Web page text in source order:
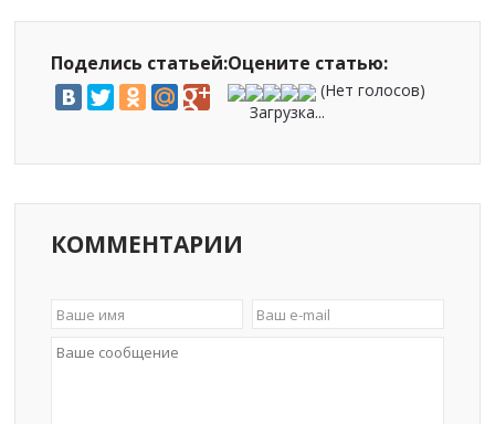
Поделись статьей:Оцените статью:
(Нет голосов)
Загрузка...
КОММЕНТАРИИ